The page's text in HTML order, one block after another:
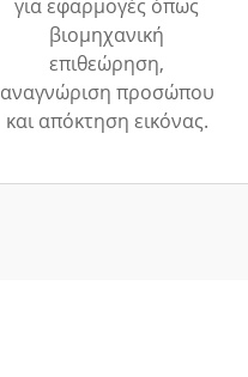
για εφαρμογές όπως
βιομηχανική
επιθεώρηση,
αναγνώριση προσώπου
και απόκτηση εικόνας.